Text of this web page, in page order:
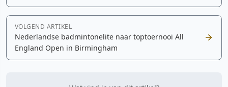
VOLGEND ARTIKEL
Nederlandse badmintonelite naar toptoernooi All
England Open in Birmingham